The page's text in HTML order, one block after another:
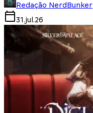
Redação NerdBunker
31.jul.26